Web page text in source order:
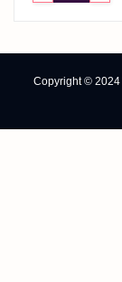
Copyright © 2024